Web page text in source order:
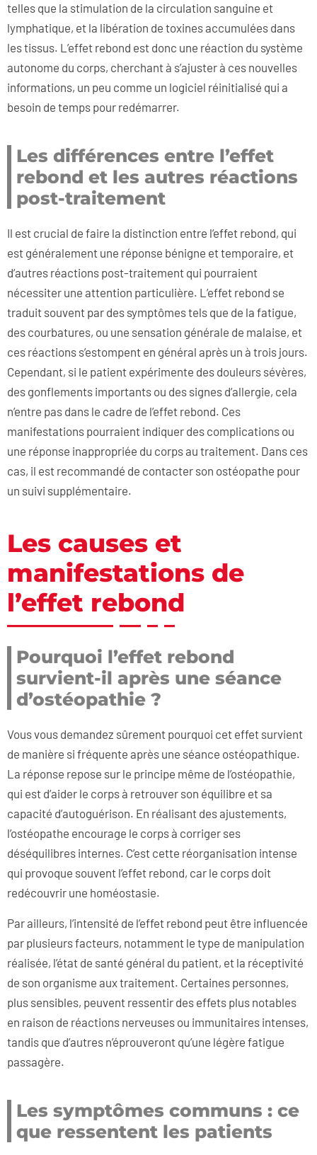
telles que la stimulation de la circulation sanguine et
lymphatique, et la libération de toxines accumulées dans
les tissus. L’effet rebond est donc une réaction du système
autonome du corps, cherchant à s’ajuster à ces nouvelles
informations, un peu comme un logiciel réinitialisé qui a
besoin de temps pour redémarrer.
Les différences entre l’effet
rebond et les autres réactions
post-traitement
Il est crucial de faire la distinction entre l’effet rebond, qui
est généralement une réponse bénigne et temporaire, et
d’autres réactions post-traitement qui pourraient
nécessiter une attention particulière. L’effet rebond se
traduit souvent par des symptômes tels que de la fatigue,
des courbatures, ou une sensation générale de malaise, et
ces réactions s’estompent en général après un à trois jours.
Cependant, si le patient expérimente des douleurs sévères,
des gonflements importants ou des signes d’allergie, cela
n’entre pas dans le cadre de l’effet rebond. Ces
manifestations pourraient indiquer des complications ou
une réponse inappropriée du corps au traitement. Dans ces
cas, il est recommandé de contacter son ostéopathe pour
un suivi supplémentaire.
Les causes et
manifestations de
l’effet rebond
Pourquoi l’effet rebond
survient-il après une séance
d’ostéopathie ?
Vous vous demandez sûrement pourquoi cet effet survient
de manière si fréquente après une séance ostéopathique.
La réponse repose sur le principe même de l’ostéopathie,
qui est d’aider le corps à retrouver son équilibre et sa
capacité d’autoguérison. En réalisant des ajustements,
l’ostéopathe encourage le corps à corriger ses
déséquilibres internes. C’est cette réorganisation intense
qui provoque souvent l’effet rebond, car le corps doit
redécouvrir une homéostasie.
Par ailleurs, l’intensité de l’effet rebond peut être influencée
par plusieurs facteurs, notamment le type de manipulation
réalisée, l’état de santé général du patient, et la réceptivité
de son organisme aux traitement. Certaines personnes,
plus sensibles, peuvent ressentir des effets plus notables
en raison de réactions nerveuses ou immunitaires intenses,
tandis que d’autres n’éprouveront qu’une légère fatigue
passagère.
Les symptômes communs : ce
que ressentent les patients